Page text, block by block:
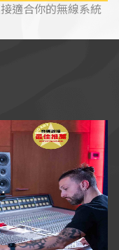
的無線系統